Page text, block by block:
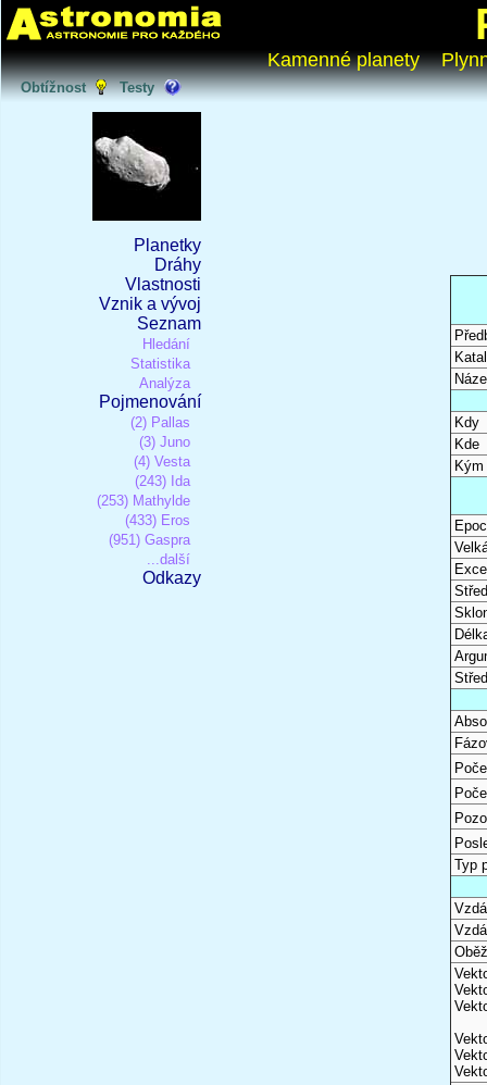
Kamenné planety
Obtížnost Testy
Planetky
Dráhy
Vlastnosti
Vznik a vývoj
Seznam
Hledání
Statistika
Analýza
Pojmenování
(2) Pallas
(3) Juno
(4) Vesta
(243) Ida
(253) Mathylde
(433) Eros
(951) Gaspra
...další
Odkazy
Kdy
Kde
Kým
Typ